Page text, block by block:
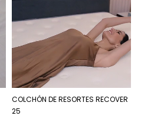
COLCHÓN DE RESORTES RECOVER
25